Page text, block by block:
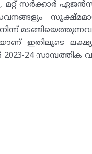
മറ്റ് സർക്കാർ
നിന്ന്
ഇതിലൂടെ
24 സാമ്പത്തിക